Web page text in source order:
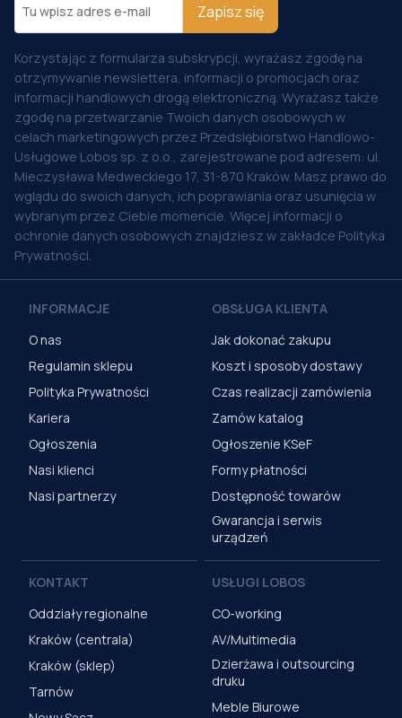
Zapisz się
Korzystając z formularza subskrypcji, wyrażasz zgodę na
otrzymywanie newslettera, informacji o promocjach oraz
informacji handlowych drogą elektroniczną. Wyrażasz także
zgodę na przetwarzanie Twoich danych osobowych w
celach marketingowych przez Przedsiębiorstwo Handlowo-
Usługowe Lobos sp. z o.o., zarejestrowane pod adresem: ul.
Mieczysława Medweckiego 17, 31-870 Kraków. Masz prawo do
wglądu do swoich danych, ich poprawiania oraz usunięcia w
wybranym przez Ciebie momencie. Więcej informacji o
ochronie danych osobowych znajdziesz w zakładce Polityka
Prywatności.
INFORMACJE
O nas
Regulamin sklepu
Polityka Prywatności
Kariera
Ogłoszenia
Nasi klienci
Nasi partnerzy
OBSŁUGA KLIENTA
Jak dokonać zakupu
Koszt i sposoby dostawy
Czas realizacji zamówienia
Zamów katalog
Ogłoszenie KSeF
Formy płatności
Dostępność towarów
Gwarancja i serwis
urządzeń
KONTAKT
Oddziały regionalne
Kraków (centrala)
Kraków (sklep)
Tarnów
USŁUGI LOBOS
CO-working
AV/Multimedia
Dzierżawa i outsourcing
druku
Meble Biurowe